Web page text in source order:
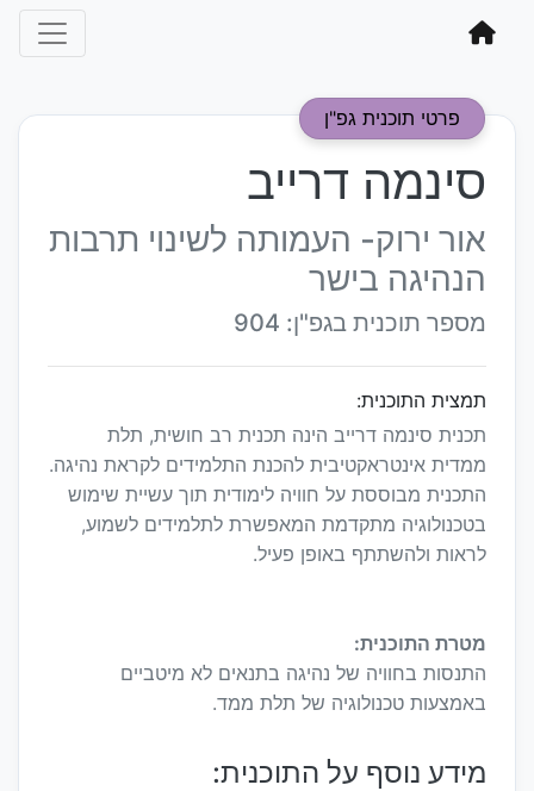
פרטי תוכנית גפ"ן
סינמה דרייב
אור ירוק- העמותה לשינוי תרבות
הנהיגה בישר
מספר תוכנית בגפ"ן: 904
תמצית התוכנית:
תכנית סינמה דרייב הינה תכנית רב חושית, תלת
ממדית אינטראקטיבית להכנת התלמידים לקראת נהיגה.
התכנית מבוססת על חוויה לימודית תוך עשיית שימוש
בטכנולוגיה מתקדמת המאפשרת לתלמידים לשמוע,
לראות ולהשתתף באופן פעיל.
מטרת התוכנית:
התנסות בחוויה של נהיגה בתנאים לא מיטביים
באמצעות טכנולוגיה של תלת ממד.
מידע נוסף על התוכנית: